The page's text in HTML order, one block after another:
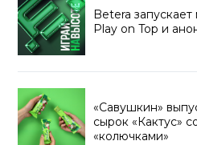
Betera
Play on Top и
«Савушкин»
сырок «Кактус»
«колючками»